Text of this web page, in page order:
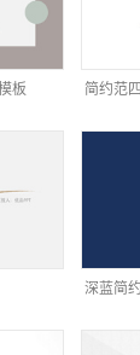
板 简约范
深蓝简